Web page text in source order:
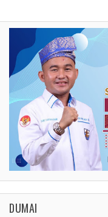
DUMAI